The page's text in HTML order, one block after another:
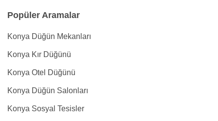
Popüler Aramalar
Konya Düğün Mekanları
Konya Kır Düğünü
Konya Otel Düğünü
Konya Düğün Salonları
Konya Sosyal Tesisler